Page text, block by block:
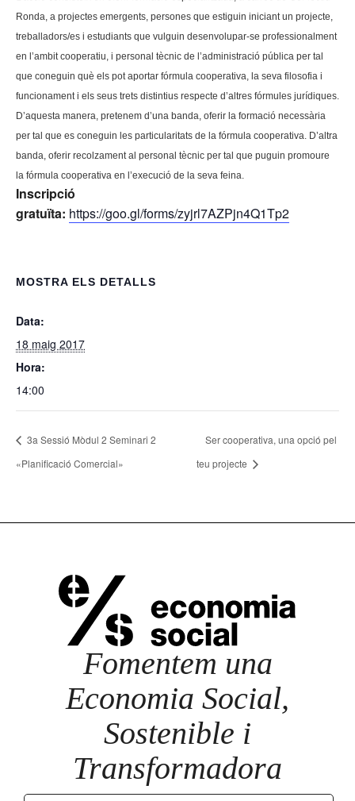
Ronda, a projectes emergents, persones que estiguin iniciant un projecte,
treballadors/es i estudiants que vulguin desenvolupar-se professionalment
en l’ambit cooperatiu, i personal tècnic de l’administració pública per tal
que coneguin què els pot aportar fórmula cooperativa, la seva filosofia i
funcionament i els seus trets distintius respecte d’altres fórmules jurídiques.
D’aquesta manera, pretenem d’una banda, oferir la formació necessària
per tal que es coneguin les particularitats de la fórmula cooperativa. D’altra
banda, oferir recolzament al personal tècnic per tal que puguin promoure
la fórmula cooperativa en l’execució de la seva feina.
Inscripció
gratuïta: https://goo.gl/forms/zyjrl7AZPjn4Q1Tp2
MOSTRA ELS DETALLS
Data:
18 maig 2017
Hora:
14:00
3a Sessió Mòdul 2 Seminari 2
«Planificació Comercial»
Ser cooperativa, una opció pel
teu projecte
Fomentem una
Economia Social,
Sostenible i
Transformadora